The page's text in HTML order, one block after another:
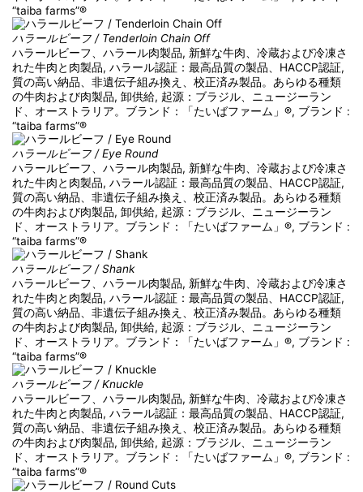
“taiba farms”®
ハラールビーフ / Tenderloin Chain Off
ハラールビーフ、ハラール肉製品, 新鮮な牛肉、冷蔵および冷凍さ
れた牛肉と肉製品, ハラール認証：最高品質の製品、HACCP認証,
質の高い納品、非遺伝子組み換え、校正済み製品。あらゆる種類
の牛肉および肉製品, 卸供給, 起源：ブラジル、ニュージーラン
ド、オーストラリア。ブランド：「たいばファーム」®, ブランド :
“taiba farms”®
ハラールビーフ / Eye Round
ハラールビーフ、ハラール肉製品, 新鮮な牛肉、冷蔵および冷凍さ
れた牛肉と肉製品, ハラール認証：最高品質の製品、HACCP認証,
質の高い納品、非遺伝子組み換え、校正済み製品。あらゆる種類
の牛肉および肉製品, 卸供給, 起源：ブラジル、ニュージーラン
ド、オーストラリア。ブランド：「たいばファーム」®, ブランド :
“taiba farms”®
ハラールビーフ / Shank
ハラールビーフ、ハラール肉製品, 新鮮な牛肉、冷蔵および冷凍さ
れた牛肉と肉製品, ハラール認証：最高品質の製品、HACCP認証,
質の高い納品、非遺伝子組み換え、校正済み製品。あらゆる種類
の牛肉および肉製品, 卸供給, 起源：ブラジル、ニュージーラン
ド、オーストラリア。ブランド：「たいばファーム」®, ブランド :
“taiba farms”®
ハラールビーフ / Knuckle
ハラールビーフ、ハラール肉製品, 新鮮な牛肉、冷蔵および冷凍さ
れた牛肉と肉製品, ハラール認証：最高品質の製品、HACCP認証,
質の高い納品、非遺伝子組み換え、校正済み製品。あらゆる種類
の牛肉および肉製品, 卸供給, 起源：ブラジル、ニュージーラン
ド、オーストラリア。ブランド：「たいばファーム」®, ブランド :
“taiba farms”®